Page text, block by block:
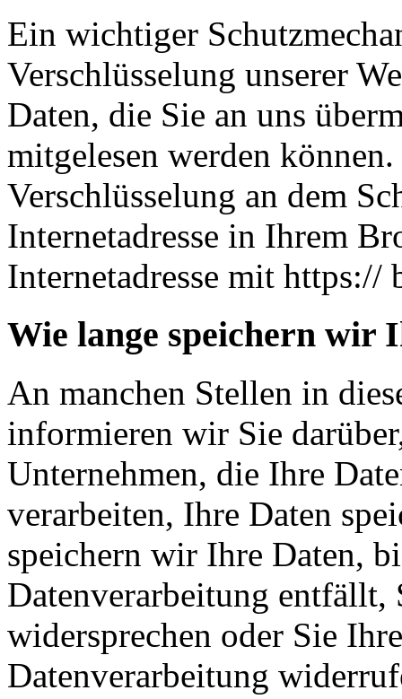
Ein wichtiger
Verschlüsselung unserer
Daten, die Sie an uns
mitgelesen werden
Verschlüsselung an dem
Internetadresse in Ihrem
Internetadresse mit
Wie lange speichern wir
An manchen Stellen in
informieren wir Sie
Unternehmen, die Ihre
verarbeiten, Ihre Daten
speichern wir Ihre Daten,
Datenverarbeitung entfällt,
widersprechen oder Sie
Datenverarbeitung